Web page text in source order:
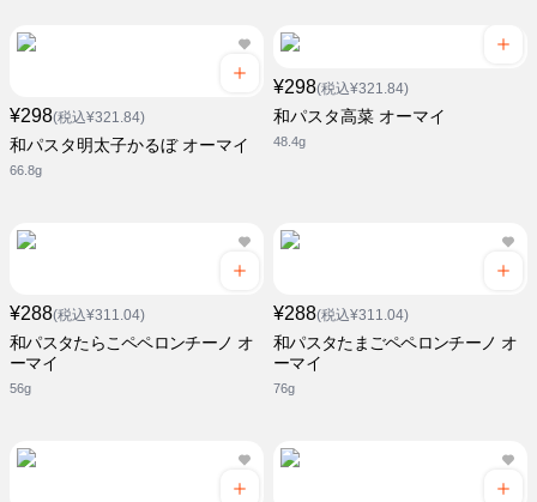
¥298(税込¥321.84)
和パスタ明太子かるぼ オーマイ
66.8g
¥298(税込¥321.84)
和パスタ高菜 オーマイ
48.4g
¥288(税込¥311.04)
和パスタたらこペペロンチーノ オ
ーマイ
56g
¥288(税込¥311.04)
和パスタたまごペペロンチーノ オ
ーマイ
76g